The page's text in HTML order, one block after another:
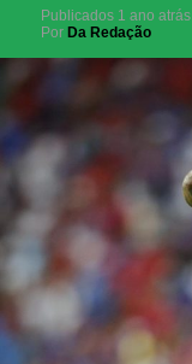
Publicados 1 ano atrás
Por Da Redação